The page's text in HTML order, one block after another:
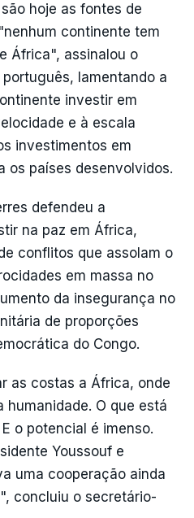
hoje as fontes de
continente tem
África", assinalou o
lamentando a
investir em
e à escala
investimentos em
os países desenvolvidos.
defendeu a
na paz em África,
conflitos que assolam o
em massa no
da insegurança no
de proporções
do Congo.
as costas a África, onde
O que está
o potencial é imenso.
Youssouf e
uma cooperação ainda
concluiu o secretário-